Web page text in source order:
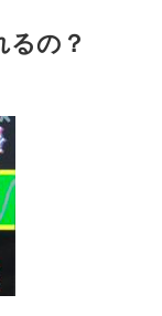
るの？